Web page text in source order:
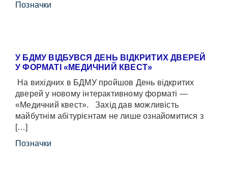
Позначки
У БДМУ ВІДБУВСЯ ДЕНЬ ВІДКРИТИХ ДВЕРЕЙ
У ФОРМАТІ «МЕДИЧНИЙ КВЕСТ»
На вихідних в БДМУ пройшов День відкритих
дверей у новому інтерактивному форматі —
«Медичний квест». Захід дав можливість
майбутнім абітурієнтам не лише ознайомитися з
[…]
Позначки